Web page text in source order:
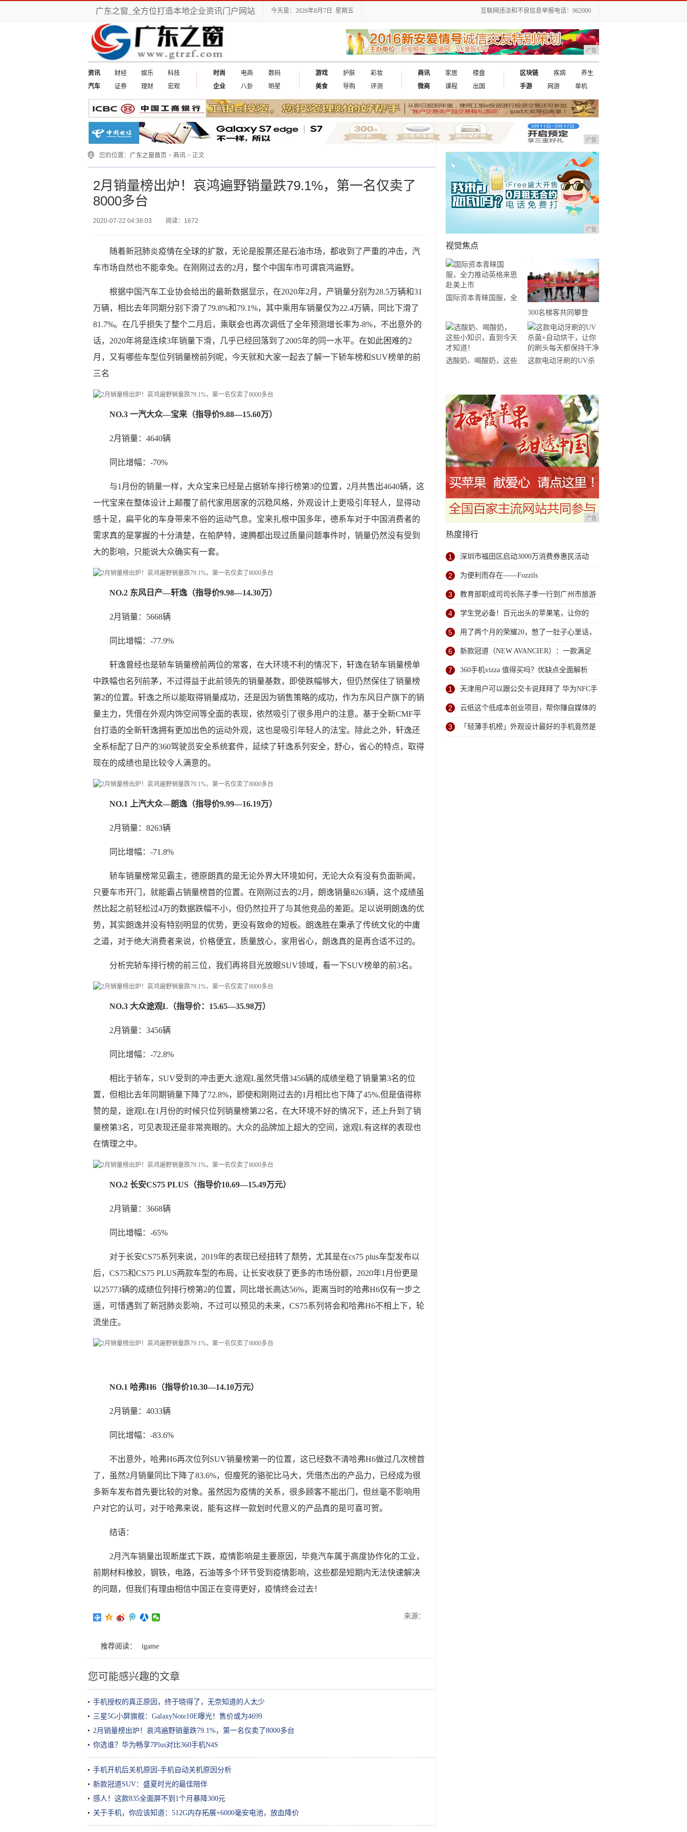
广东之窗_全方位打造本地企业资讯门户网站 今天是：2026年8月7日 星期五 互联网违法和不良信息举报电话：962000
广告
资讯 财经 娱乐
科技
汽车
证券 理财 宏观
时尚 电商
数码
企业
八卦 明星
游戏 护肤
彩妆
美食
导购 评测
商讯 家居
楼盘
微商
课程 出国
区块链 疾病
养生
手游
网游 单机
广告
您的位置： 广东之窗首页 > 商讯 > 正文
2月销量榜出炉！哀鸿遍野销量跌79.1%，第一名仅卖了
8000多台
2020-07-22 04:36:03 阅读：1672
随着新冠肺炎疫情在全球的扩散，无论是股票还是石油市场，都收到了严重的冲击，汽
车市场自然也不能幸免。在刚刚过去的2月，整个中国车市可谓哀鸿遍野。
根据中国汽车工业协会给出的最新数据显示，在2020年2月，产销量分别为28.5万辆和31
万辆，相比去年同期分别下滑了79.8%和79.1%，其中乘用车销量仅为22.4万辆，同比下滑了
81.7%。在几乎损失了整个二月后，乘联会也再次调低了全年预测增长率为-8%，不出意外的
话，2020年将是连续3年销量下滑，几乎已经回落到了2005年的同一水平。在如此困难的2
月，又有哪些车型位列销量榜前列呢，今天就和大家一起去了解一下轿车榜和SUV榜单的前
三名
NO.3 一汽大众—宝来（指导价9.88—15.60万）
2月销量：4640辆
同比增幅：-70%
与1月份的销量一样，大众宝来已经是占据轿车排行榜第3的位置，2月共售出4640辆，这
一代宝来在整体设计上颠覆了前代家用居家的沉稳风格，外观设计上更吸引年轻人，显得动
感十足，扁平化的车身带来不俗的运动气息。宝来扎根中国多年，德系车对于中国消费者的
需求真的是掌握的十分清楚，在帕萨特，速腾都出现过质量问题事件时，销量仍然没有受到
大的影响，只能说大众确实有一套。
NO.2 东风日产—轩逸（指导价9.98—14.30万）
2月销量：5668辆
同比增幅：-77.9%
轩逸曾经也是轿车销量榜前两位的常客，在大环境不利的情况下，轩逸在轿车销量榜单
中跌幅也名列前茅，不过得益于此前领先的销量基数，即使跌幅够大，但仍然保住了销量榜
第2的位置。轩逸之所以能取得销量成功，还是因为销售策略的成功，作为东风日产旗下的销
量主力，凭借在外观内饰空间等全面的表现，依然吸引了很多用户的注意。基于全新CMF平
台打造的全新轩逸拥有更加出色的运动外观，这也是吸引年轻人的法宝。除此之外，轩逸还
全系标配了日产的360驾驶员安全系统套件，延续了轩逸系列安全，舒心，省心的特点，取得
现在的成绩也是比较令人满意的。
NO.1 上汽大众—朗逸（指导价9.99—16.19万）
2月销量：8263辆
同比增幅：-71.8%
轿车销量榜常见霸主，德原朗真的是无论外界大环境如何，无论大众有没有负面新闻，
只要车市开门，就能霸占销量榜首的位置。在刚刚过去的2月，朗逸销量8263辆，这个成绩虽
然比起之前轻松过4万的数据跌幅不小，但仍然拉开了与其他竞品的差距。足以说明朗逸的优
势，其实朗逸并没有特别明显的优势，更没有致命的短板。朗逸胜在秉承了传统文化的中庸
之道，对于绝大消费者来说，价格便宜，质量放心，家用省心，朗逸真的是再合适不过的。
分析完轿车排行榜的前三位，我们再将目光放眼SUV领域，看一下SUV榜单的前3名。
NO.3 大众途观L（指导价：15.65—35.98万）
2月销量：3456辆
同比增幅：-72.8%
相比于轿车，SUV受到的冲击更大.途观L虽然凭借3456辆的成绩坐稳了销量第3名的位
置，但相比去年同期销量下降了72.8%，即使和刚刚过去的1月相比也下降了45%.但是值得称
赞的是，途观L在1月份的时候只位列销量榜第22名，在大环境不好的情况下，还上升到了销
量榜第3名，可见表现还是非常亮眼的。大众的品牌加上超大的空间，途观L有这样的表现也
在情理之中。
NO.2 长安CS75 PLUS（指导价10.69—15.49万元）
2月销量：3668辆
同比增幅：-65%
对于长安CS75系列来说，2019年的表现已经扭转了颓势，尤其是在cs75 plus车型发布以
后，CS75和CS75 PLUS两款车型的布局，让长安收获了更多的市场份额，2020年1月份更是
以25773辆的成绩位列排行榜第2的位置，同比增长高达56%，距离当时的哈弗H6仅有一步之
遥，可惜遇到了新冠肺炎影响，不过可以预见的未来，CS75系列将会和哈弗H6不相上下，轮
流坐庄。
NO.1 哈弗H6（指导价10.30—14.10万元）
2月销量：4033辆
同比增幅：-83.6%
不出意外，哈弗H6再次位列SUV销量榜第一的位置，这已经数不清哈弗H6做过几次榜首
了，虽然2月销量同比下降了83.6%，但瘦死的骆驼比马大，凭借杰出的产品力，已经成为很
多新车发布首先要比较的对象。虽然因为疫情的关系，很多顾客不能出门，但丝毫不影响用
户对它的认可，对于哈弗来说，能有这样一款划时代意义的产品真的是可喜可贺。
结语：
2月汽车销量出现断崖式下跌，疫情影响是主要原因，毕竟汽车属于高度协作化的工业，
前期材料橡胶，钢铁，电路，石油等多个环节受到疫情影响，这些都是短期内无法快速解决
的问题，但我们有理由相信中国正在变得更好，疫情终会过去！
来源：
推荐阅读： igame
您可能感兴趣的文章
手机授权的真正原因，终于晓得了，无奈知道的人太少
三星5G小屏旗舰：GalaxyNote10E曝光！售价或为4699
2月销量榜出炉！哀鸿遍野销量跌79.1%，第一名仅卖了8000多台
你选谁？华为畅享7Plus对比360手机N4S
手机开机后关机原因-手机自动关机原因分析
新款冠道SUV：盛夏时光的最佳陪伴
感人！这款835全面屏不到1个月暴降300元
关于手机，你应该知道：512G内存拓展+6000毫安电池，放血降价
广告
视觉焦点
国际资本青睐国服，全
市
300名梯客共同攀登
2019国际垂直马拉松超
级精英赛顺德海骏达中
心站欢乐开跑
选酸奶、喝酸奶，这些
这款电动牙刷的UV杀
广告
热度排行
1 深圳市福田区启动3000万消费券惠民活动
2 为便利而存在——Fozzils
3 教育部职成司司长陈子季一行到广州市旅游
商务职业学校考察调研
4 学生党必备！百元出头的苹果笔，让你的
iPad成为学习神器
5 用了两个月的荣耀20，憋了一肚子心里话，
今天终于一吐为快
6 新款冠道（NEW AVANCIER）：一款满足
任何苛刻要求的SUV
7 360手机vizza 值得买吗？优缺点全面解析
1 天津用户可以跟公交卡说拜拜了 华为NFC手
机支付 再添天津城市卡
2 云纸这个低成本创业项目，帮你赚自媒体的
钱
3 「轻薄手机榜」外观设计最好的手机竟然是